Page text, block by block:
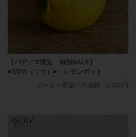
【パディマ限定 特別SALE】
■SOW（ソウ）■ レモンポット
メーカー希望小売価格
1,000円